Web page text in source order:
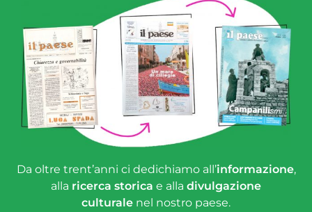
Da oltre trent’anni ci dedichiamo all’informazione,
alla ricerca storica e alla divulgazione
culturale nel nostro paese.